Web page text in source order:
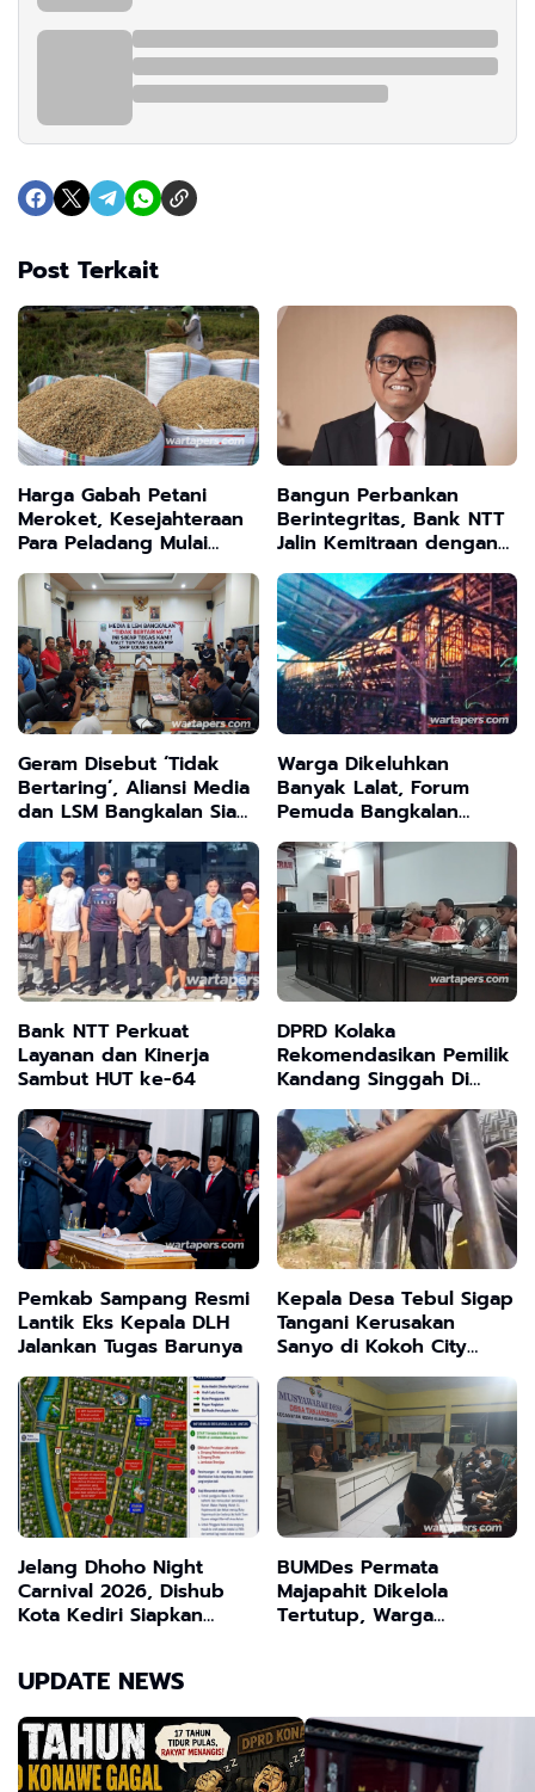
Post Terkait
Harga Gabah Petani
Meroket, Kesejahteraan
Para Peladang Mulai
Terjamin
Bangun Perbankan
Berintegritas, Bank NTT
Jalin Kemitraan dengan
Kejati NTT
Geram Disebut ‘Tidak
Bertaring’, Aliansi Media
dan LSM Bangkalan Siap
Usut Tuntas Dugaan
Penggelapan Dana PIP
SMP Ujung Baru
Warga Dikeluhkan
Banyak Lalat, Forum
Pemuda Bangkalan
Desak Dinas Peternakan
Sidak dan Tutup
Peternakan Ayam Tanpa
Izin
Bank NTT Perkuat
Layanan dan Kinerja
Sambut HUT ke-64
DPRD Kolaka
Rekomendasikan Pemilik
Kandang Singgah Di
Laloeha Di Hentikan
Sementara Karena Tak
Sesuai Izin
Pemkab Sampang Resmi
Lantik Eks Kepala DLH
Jalankan Tugas Barunya
Kepala Desa Tebul Sigap
Tangani Kerusakan
Sanyo di Kokoh City
Kwanyar Bangkalan
Jelang Dhoho Night
Carnival 2026, Dishub
Kota Kediri Siapkan
BUMDes Permata
Majapahit Dikelola
Tertutup, Warga
UPDATE NEWS